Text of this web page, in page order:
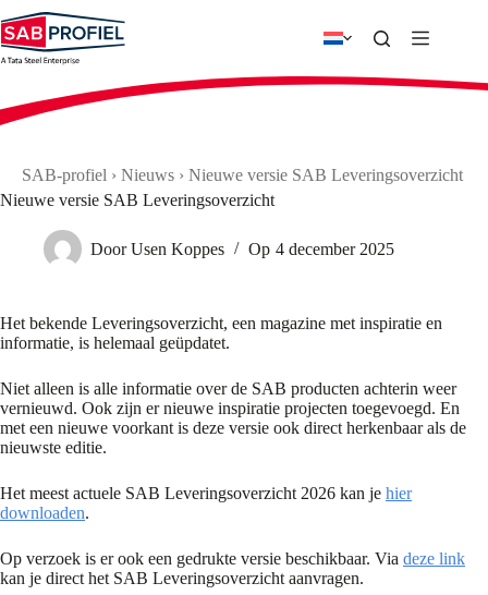
naar
de
inhoud
SAB-profiel › Nieuws › Nieuwe versie SAB Leveringsoverzicht
Nieuwe versie SAB Leveringsoverzicht
Door Usen Koppes Op 4 december 2025
Het bekende Leveringsoverzicht, een magazine met inspiratie en
informatie, is helemaal geüpdatet.
Niet alleen is alle informatie over de SAB producten achterin weer
vernieuwd. Ook zijn er nieuwe inspiratie projecten toegevoegd. En
met een nieuwe voorkant is deze versie ook direct herkenbaar als de
nieuwste editie.
Het meest actuele SAB Leveringsoverzicht 2026 kan je hier
downloaden.
Op verzoek is er ook een gedrukte versie beschikbaar. Via deze link
kan je direct het SAB Leveringsoverzicht aanvragen.